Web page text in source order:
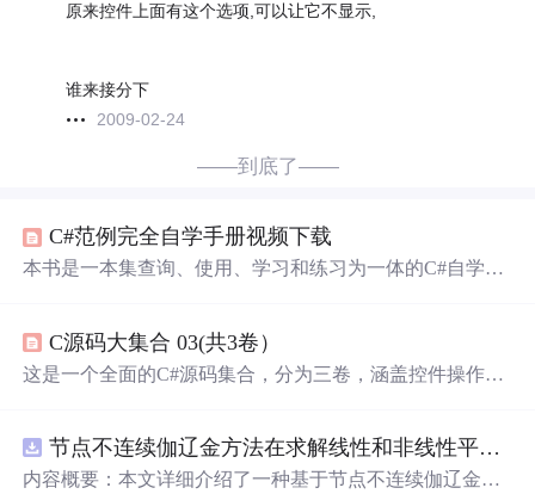
原来控件上面有这个选项,可以让它不显示,
谁来接分下
2009-02-24
——到底了——
C#范例完全自学手册视频下载
本书是一本集查询、使用、学习和练习为一体的C#自学手
音视频讲解。
C源码大集合 03(共3卷）
这是一个全面的C#源码集合，分为三卷，涵盖控件操作、
码，适合不同层次C#开发者学习参考，可提升开发效率。
节点不连续伽辽金方法在求解线性和非线性平流方程中的一维实现（Matlab代码实现）
内容概要：本文详细介绍了一种基于节点不连续伽辽金方